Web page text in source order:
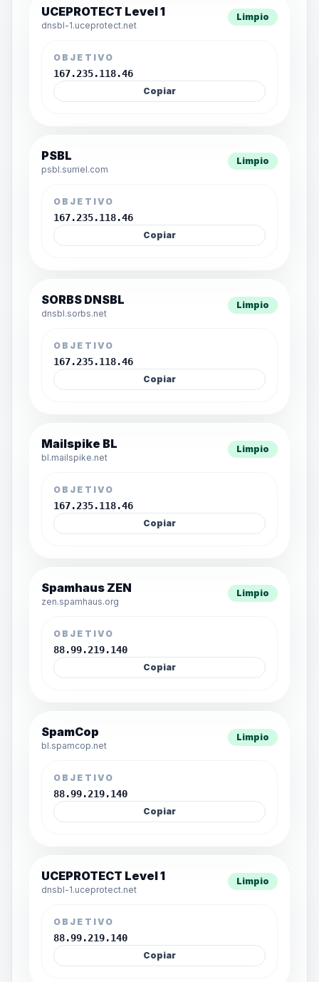
UCEPROTECT Level 1
dnsbl-1.uceprotect.net
Limpio
OBJETIVO
167.235.118.46
Copiar
PSBL
psbl.surriel.com
Limpio
OBJETIVO
167.235.118.46
Copiar
SORBS DNSBL
dnsbl.sorbs.net
Limpio
OBJETIVO
167.235.118.46
Copiar
Mailspike BL
bl.mailspike.net
Limpio
OBJETIVO
167.235.118.46
Copiar
Spamhaus ZEN
zen.spamhaus.org
Limpio
OBJETIVO
88.99.219.140
Copiar
SpamCop
bl.spamcop.net
Limpio
OBJETIVO
88.99.219.140
Copiar
UCEPROTECT Level 1
dnsbl-1.uceprotect.net
Limpio
OBJETIVO
88.99.219.140
Copiar